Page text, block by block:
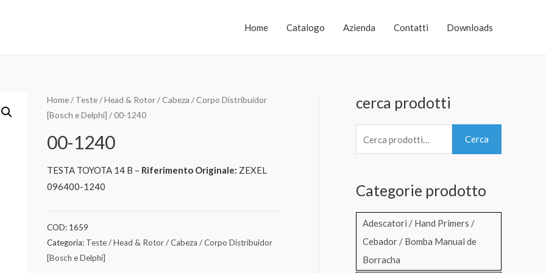
Home Catalogo Azienda Contatti Downloads
Home/ Teste / Head & Rotor / Cabeza / Corpo Distribuidor
[Bosch e Delphi] / 00-1240
00-1240
TESTA TOYOTA 14 B – Riferimento Originale: ZEXEL
096400-1240
COD: 1659
Categoria: Teste / Head & Rotor / Cabeza / Corpo Distribuidor
[Bosch e Delphi]
cerca prodotti
e
c
Cerca
Categorie prodotto
Adescatori / Hand Primers /
Cebador / Bomba Manual de
Borracha